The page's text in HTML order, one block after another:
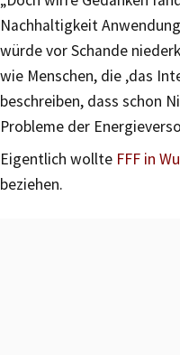
Nachhaltigkeit
würde vor Schande
wie Menschen, die ‚das
beschreiben, dass schon
Probleme der
Eigentlich wollte FFF in
beziehen.